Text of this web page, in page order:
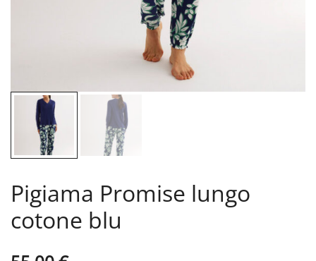
Pigiama Promise lungo
cotone blu